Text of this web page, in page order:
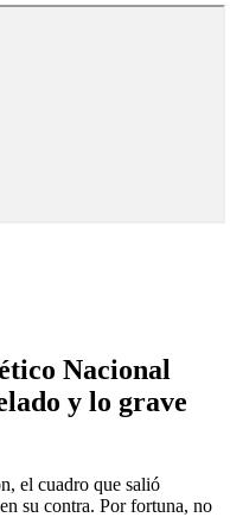
Nacional
y lo grave
el cuadro que salió
su contra. Por fortuna, no